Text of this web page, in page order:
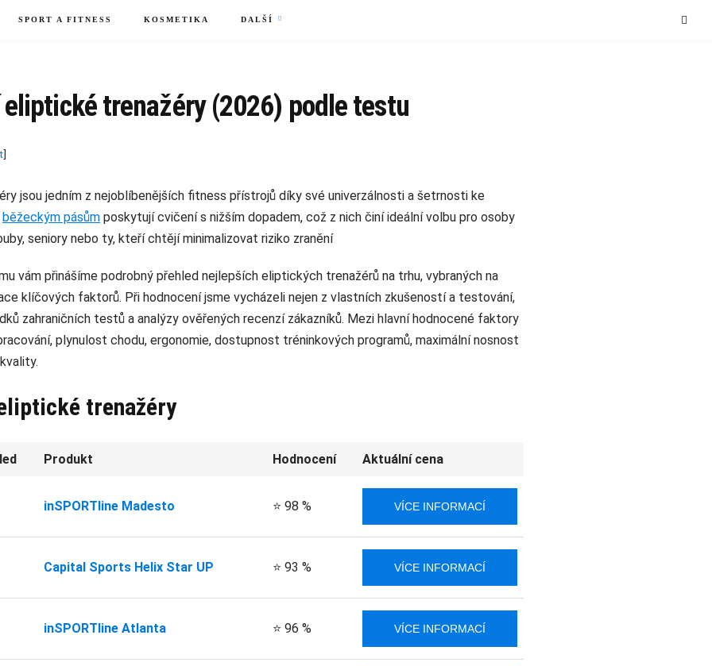
SPORT A FITNESS KOSMETIKA DALŠÍ
trenažéry (2026) podle testu
]
jsou jedním z nejoblíbenějších fitness přístrojů díky své univerzálnosti a šetrnosti ke
běžeckým pásům poskytují cvičení s nižším dopadem, což z nich činí ideální volbu pro osoby
seniory nebo ty, kteří chtějí minimalizovat riziko zranění
vám přinášíme podrobný přehled nejlepších eliptických trenažérů na trhu, vybraných na
klíčových faktorů. Při hodnocení jsme vycházeli nejen z vlastních zkušeností a testování,
zahraničních testů a analýzy ověřených recenzí zákazníků. Mezi hlavní hodnocené faktory
plynulost chodu, ergonomie, dostupnost tréninkových programů, maximální nosnost
trenažéry
Produkt Hodnocení Aktuální cena
inSPORTline Madesto ⭐ 98 % VÍCE INFORMACÍ
Capital Sports Helix Star UP ⭐ 93 % VÍCE INFORMACÍ
inSPORTline Atlanta ⭐ 96 % VÍCE INFORMACÍ